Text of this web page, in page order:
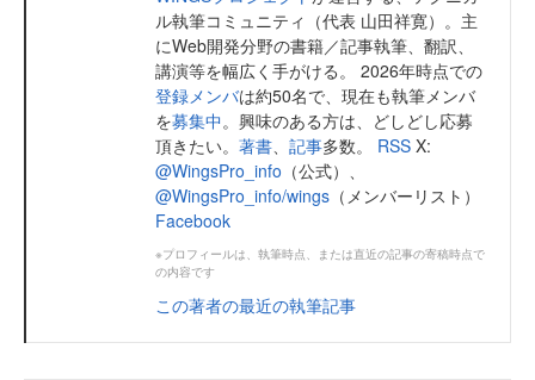
ル執筆コミュニティ（代表 山田祥寛）。主
にWeb開発分野の書籍／記事執筆、翻訳、
講演等を幅広く手がける。 2026年時点での
登録メンバは約50名で、現在も執筆メンバ
を募集中。興味のある方は、どしどし応募
頂きたい。 著書 記事多数。 RSS X:
@WingsPro_info （公式）、
@WingsPro_info/wings （メンバーリスト）
Facebook
※プロフィールは、執筆時点、または直近の記事の寄稿時点で
の内容です
この著者の最近の執筆記事